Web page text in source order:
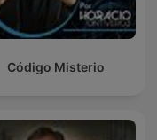
Código Misterio